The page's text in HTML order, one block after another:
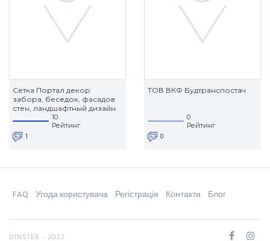
Сетка Портал декор
забора, беседок, фасадов
стен, ландшафтный дизайн.
10
Рейтинг
1
ТОВ ВКФ Будтранспостач
0
Рейтинг
0
FAQ Угода користувача Регістрація Контакти Блог
DINSTER - 2022